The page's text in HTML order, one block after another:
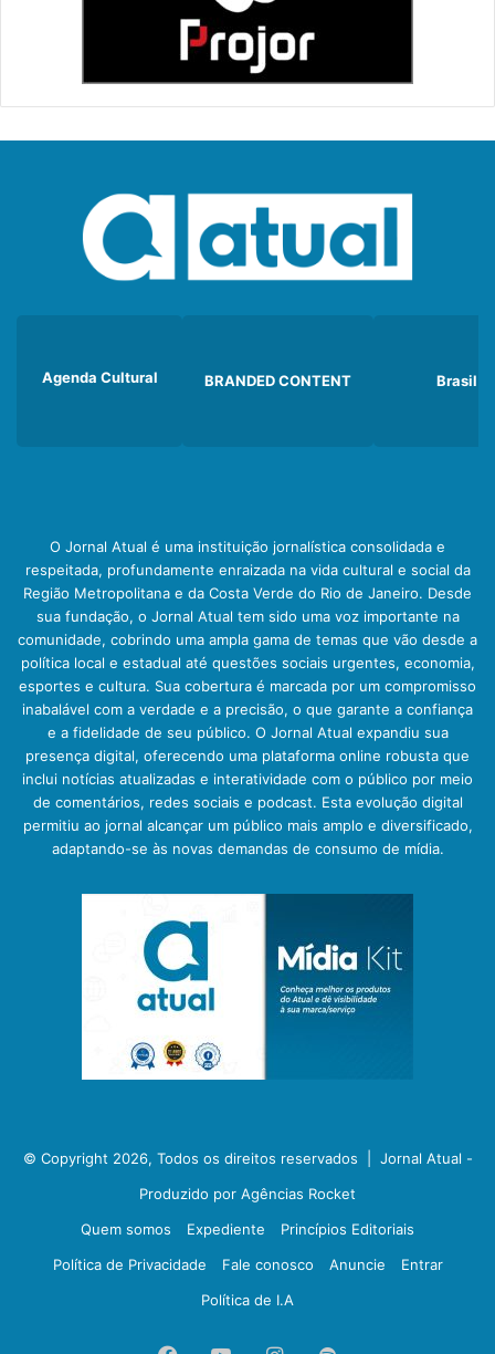
Agenda Cultural BRANDED CONTENT Brasil
O Jornal Atual é uma instituição jornalística consolidada e
respeitada, profundamente enraizada na vida cultural e social da
Região Metropolitana e da Costa Verde do Rio de Janeiro. Desde
sua fundação, o Jornal Atual tem sido uma voz importante na
comunidade, cobrindo uma ampla gama de temas que vão desde a
política local e estadual até questões sociais urgentes, economia,
esportes e cultura. Sua cobertura é marcada por um compromisso
inabalável com a verdade e a precisão, o que garante a confiança
e a fidelidade de seu público. O Jornal Atual expandiu sua
presença digital, oferecendo uma plataforma online robusta que
inclui notícias atualizadas e interatividade com o público por meio
de comentários, redes sociais e podcast. Esta evolução digital
permitiu ao jornal alcançar um público mais amplo e diversificado,
adaptando-se às novas demandas de consumo de mídia.
© Copyright 2026, Todos os direitos reservados | Jornal Atual -
Produzido por Agências Rocket
Quem somos
Expediente
Princípios Editoriais
Política de Privacidade
Fale conosco Anuncie
Entrar
Política de I.A